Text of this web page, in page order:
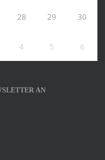
28 29 30
4 5 6
AN